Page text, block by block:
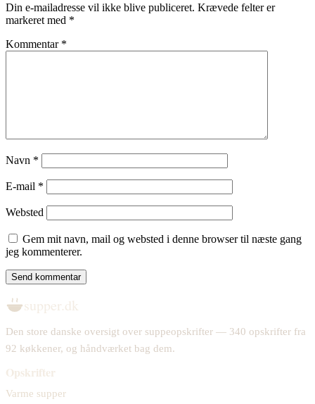
Din e-mailadresse vil ikke blive publiceret. Krævede felter er
markeret med *
Kommentar *
Navn *
E-mail *
Websted
Gem mit navn, mail og websted i denne browser til næste gang
jeg kommenterer.
supper.dk
Den store danske oversigt over suppeopskrifter — 340 opskrifter fra
92 køkkener, og håndværket bag dem.
Opskrifter
Varme supper